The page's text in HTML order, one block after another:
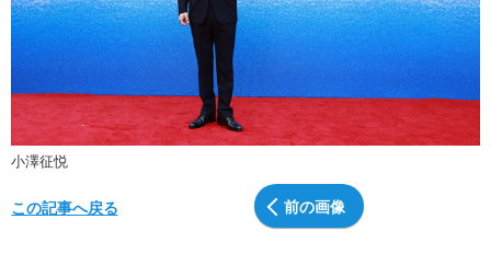
小澤征悦
前の画像
この記事へ戻る